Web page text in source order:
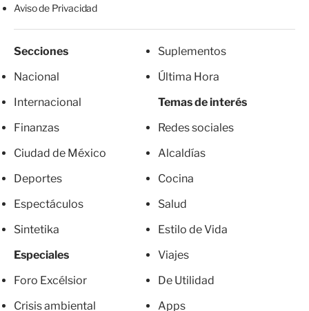
Aviso de Privacidad
Secciones
Nacional
Internacional
Finanzas
Ciudad de México
Deportes
Espectáculos
Sintetika
Especiales
Foro Excélsior
Crisis ambiental
Suplementos
Última Hora
Temas de interés
Redes sociales
Alcaldías
Cocina
Salud
Estilo de Vida
Viajes
De Utilidad
Apps